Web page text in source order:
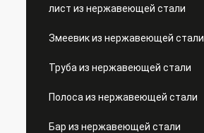
лист из нержавеющей стали
Змеевик из нержавеющей стали
Труба из нержавеющей стали
Полоса из нержавеющей стали
Бар из нержавеющей стали